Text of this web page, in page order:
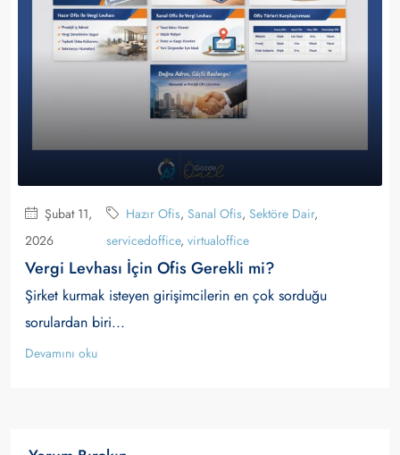
Şubat 11,
2026
Hazır Ofis,Sanal Ofis,Sektöre Dair,
servicedoffice,virtualoffice
Vergi Levhası İçin Ofis Gerekli mi?
Şirket kurmak isteyen girişimcilerin en çok sorduğu
sorulardan biri...
Devamını oku